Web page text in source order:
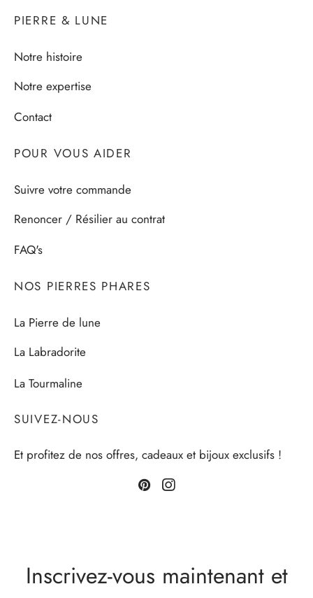
PIERRE & LUNE
Notre histoire
Notre expertise
Contact
POUR VOUS AIDER
Suivre votre commande
Renoncer / Résilier au contrat
FAQ's
NOS PIERRES PHARES
La Pierre de lune
La Labradorite
La Tourmaline
SUIVEZ-NOUS
Et profitez de nos offres, cadeaux et bijoux exclusifs !
Inscrivez-vous maintenant et